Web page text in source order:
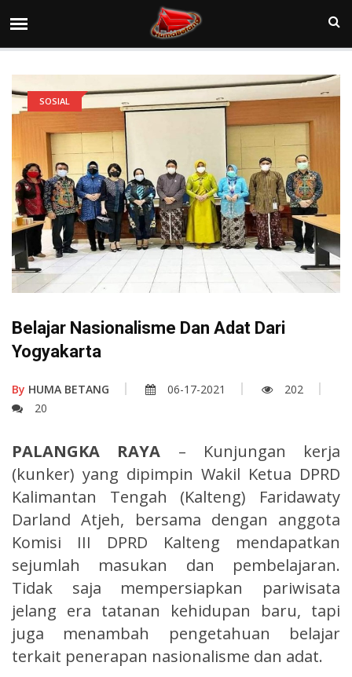
SOSIAL
Belajar Nasionalisme Dan Adat Dari
Yogyakarta
By HUMA BETANG 06-17-2021
202
20
PALANGKA RAYA – Kunjungan kerja
(kunker) yang dipimpin Wakil Ketua DPRD
Kalimantan Tengah (Kalteng) Faridawaty
Darland Atjeh, bersama dengan anggota
Komisi III DPRD Kalteng mendapatkan
sejumlah masukan dan pembelajaran.
Tidak saja mempersiapkan pariwisata
jelang era tatanan kehidupan baru, tapi
juga menambah pengetahuan belajar
terkait penerapan nasionalisme dan adat.